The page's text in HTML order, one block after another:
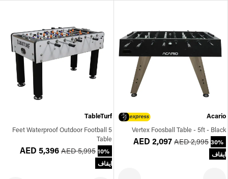
Acario
Vertex Foosball Table - 5ft - Black
AED 2,097 AED 2,995 30%
ايقاف
TableTurf
5 Feet Waterproof Outdoor Football
Table
AED 5,396 AED 5,995 10%
ايقاف